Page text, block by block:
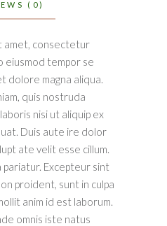
(0)
amet, consectetur
eiusmod tempor se
dolore magna aliqua.
quis nostruda
nisi ut aliquip ex
Duis aute ire dolor
ate velit esse cillum.
Excepteur sint
proident, sunt in culpa
anim id est laborum.
omnis iste natus